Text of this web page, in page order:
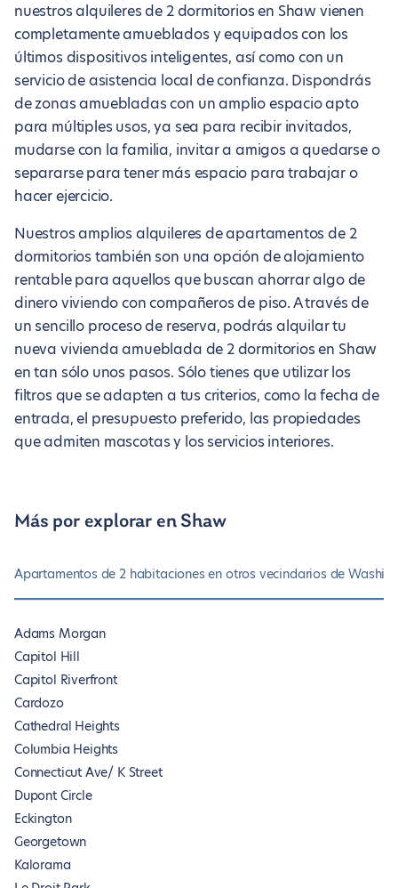
nuestros alquileres de 2 dormitorios en Shaw vienen
completamente amueblados y equipados con los
últimos dispositivos inteligentes, así como con un
servicio de asistencia local de confianza. Dispondrás
de zonas amuebladas con un amplio espacio apto
para múltiples usos, ya sea para recibir invitados,
mudarse con la familia, invitar a amigos a quedarse o
separarse para tener más espacio para trabajar o
hacer ejercicio.
Nuestros amplios alquileres de apartamentos de 2
dormitorios también son una opción de alojamiento
rentable para aquellos que buscan ahorrar algo de
dinero viviendo con compañeros de piso. A través de
un sencillo proceso de reserva, podrás alquilar tu
nueva vivienda amueblada de 2 dormitorios en Shaw
en tan sólo unos pasos. Sólo tienes que utilizar los
filtros que se adapten a tus criterios, como la fecha de
entrada, el presupuesto preferido, las propiedades
que admiten mascotas y los servicios interiores.
Más por explorar en Shaw
Apartamentos de 2 habitaciones en otros vecindarios de
Adams Morgan
Capitol Hill
Capitol Riverfront
Cardozo
Cathedral Heights
Columbia Heights
Connecticut Ave/ K Street
Dupont Circle
Eckington
Georgetown
Kalorama